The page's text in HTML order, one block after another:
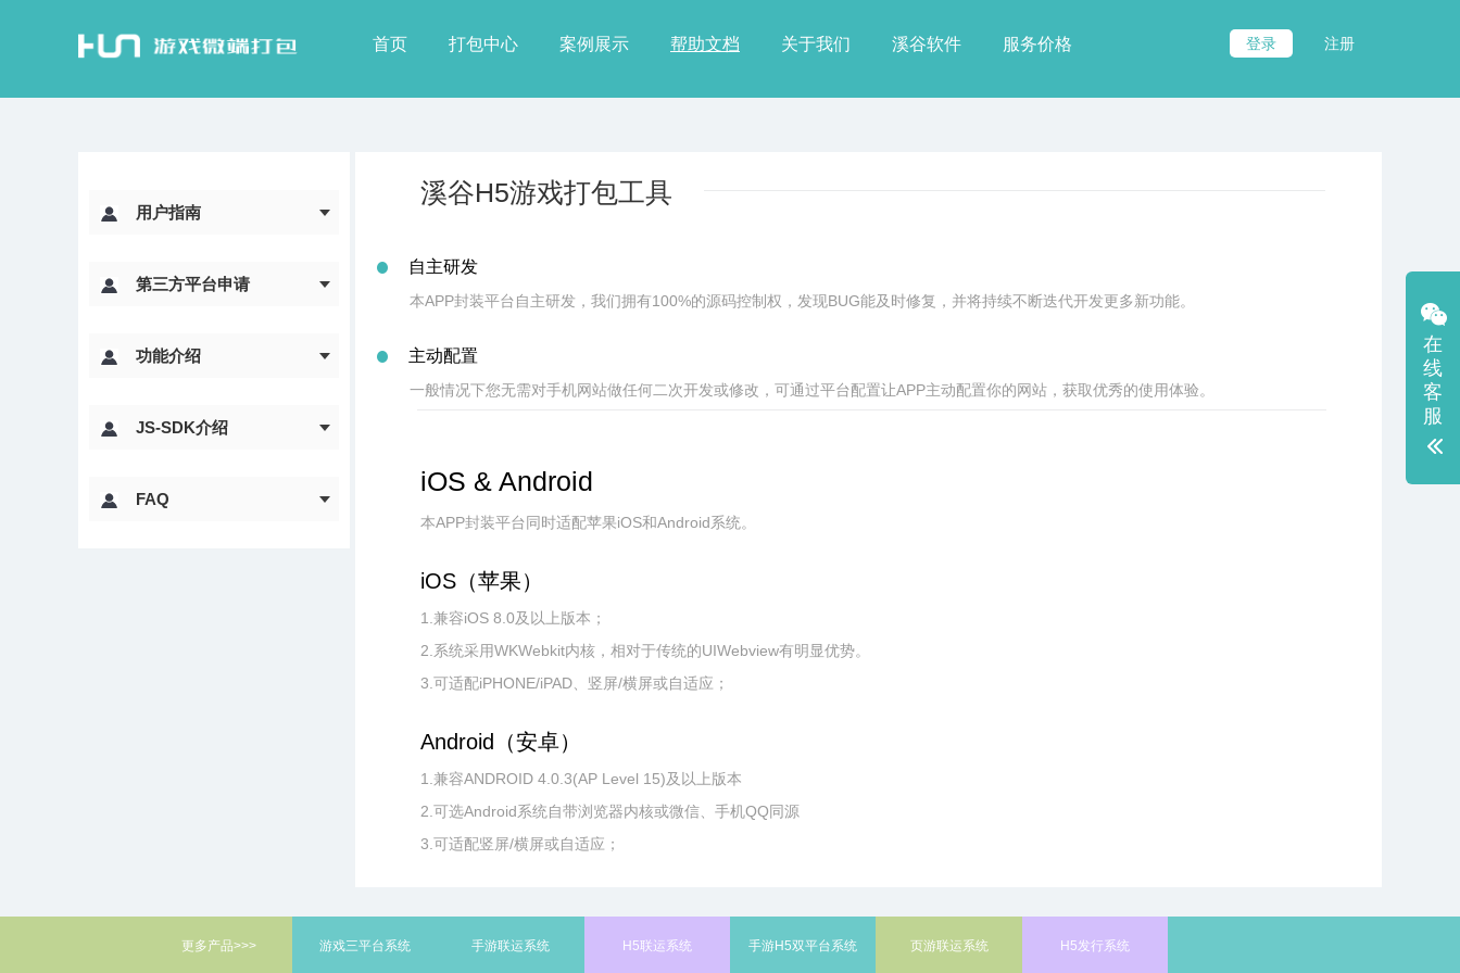
在
线
客
服
首页 打包中心 案例展示 帮助文档 关于我们 溪谷软件 服务价格 登录 注册
用户指南
第三方平台申请
功能介绍
JS-SDK介绍
FAQ
溪谷H5游戏打包工具
自主研发
本APP封装平台自主研发，我们拥有100%的源码控制权，发现BUG能及时修复，并将持续不断迭代开发更多新功能。
主动配置
一般情况下您无需对手机网站做任何二次开发或修改，可通过平台配置让APP主动配置你的网站，获取优秀的使用体验。
iOS & Android
本APP封装平台同时适配苹果iOS和Android系统。
iOS（苹果）
1.兼容iOS 8.0及以上版本；
2.系统采用WKWebkit内核，相对于传统的UIWebview有明显优势。
3.可适配iPHONE/iPAD、竖屏/横屏或自适应；
Android（安卓）
1.兼容ANDROID 4.0.3(AP Level 15)及以上版本
2.可选Android系统自带浏览器内核或微信、手机QQ同源
3.可适配竖屏/横屏或自适应；
更多产品>>> 游戏三平台系统 手游联运系统 H5联运系统 手游H5双平台系统 页游联运系统 H5发行系统